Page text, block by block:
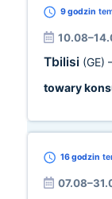
9 godzin
Tbilisi (GE)
towary
16 godzin